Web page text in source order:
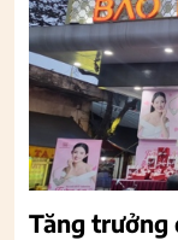
Tăng trưởng